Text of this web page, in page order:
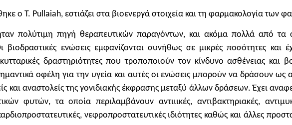
ο T. Pullaiah, εστιάζει στα βιοενεργά στοιχεία και τη φαρμακολογία των
πολύτιμη πηγή θεραπευτικών παραγόντων, και ακόμα πολλά από
ενώσεις εμφανίζονται συνήθως σε μικρές ποσότητες και
κυτταρικές δραστηριότητες που τροποποιούν τον κίνδυνο ασθένειας
οφέλη για την υγεία και αυτές οι ενώσεις μπορούν να δράσουν ως
και αναστολείς της γονιδιακής έκφρασης μεταξύ άλλων δράσεων. Έχει
φυτών, τα οποία περιλαμβάνουν αντιιικές, αντιβακτηριακές,
νεφροπροστατευτικές ιδιότητες καθώς και άλλες